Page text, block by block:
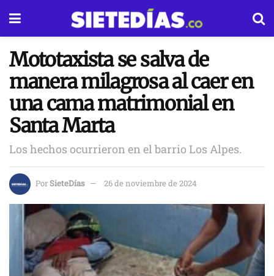
Mototaxista se salva de
manera milagrosa al caer en
una cama matrimonial en
Santa Marta
Los hechos ocurrieron en el barrio Los Alpes.
PorSieteDías 26 de noviembre de 2024